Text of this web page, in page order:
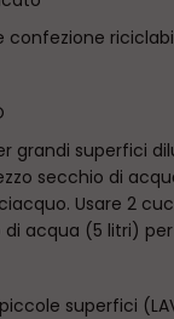
confezione
grandi superfici
secchio di
Usare 2
di acqua (5 litri)
superfici